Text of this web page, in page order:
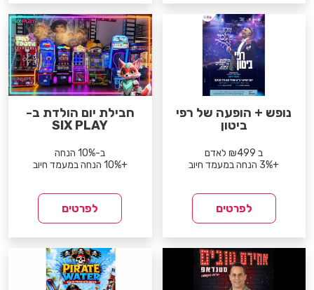
נופש + הופעה של רפי
ביטון
ב ₪499 לאדם
+3% הנחה במעמד חיוב
לפרטים
חבילת יום הולדת ב-
SIX PLAY
ב-10% הנחה
+10% הנחה במעמד חיוב
לפרטים